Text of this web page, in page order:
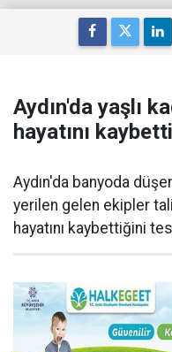
Aydın'da yaşlı
hayatını kaybetti
Aydın'da banyoda
yerilen gelen ekipler
hayatını kaybettiğini